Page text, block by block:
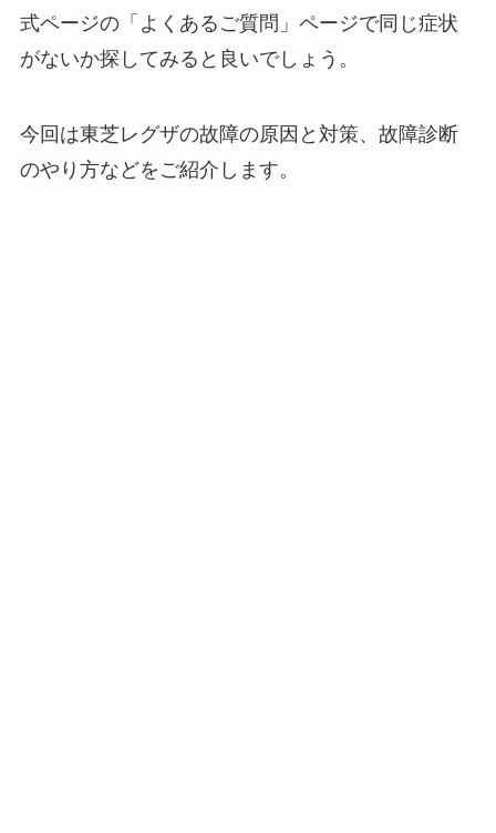
式ページの「よくあるご質問」ページで同じ症状
がないか探してみると良いでしょう。
今回は東芝レグザの故障の原因と対策、故障診断
のやり方などをご紹介します。